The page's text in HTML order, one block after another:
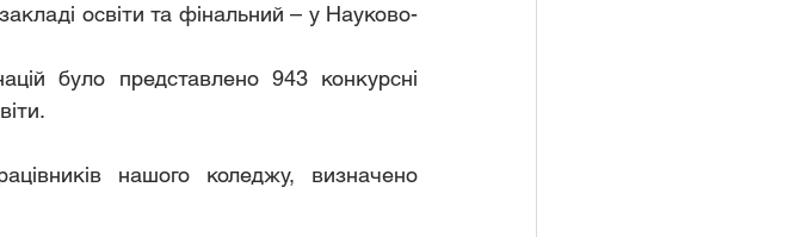
освіти та фінальний – у Науково-
було представлено 943 конкурсні
нашого коледжу, визначено